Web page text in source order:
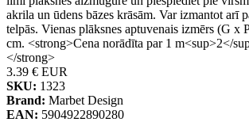
akrila un ūdens bāzes krāsām. Var izmantot arī
telpās. Vienas plāksnes aptuvenais izmērs (G x
cm. <strong>Cena norādīta par 1 m<sup>2</
</strong>
3.39 € EUR
SKU: 1323
Brand: Marbet Design
EAN: 5904922890280